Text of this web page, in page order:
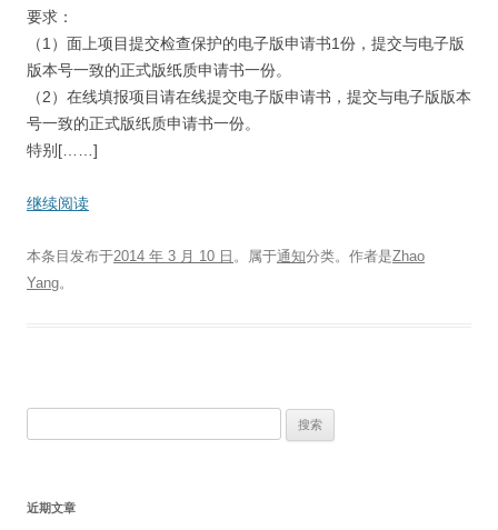
要求：
（1）面上项目提交检查保护的电子版申请书1份，提交与电子版
版本号一致的正式版纸质申请书一份。
（2）在线填报项目请在线提交电子版申请书，提交与电子版版本
号一致的正式版纸质申请书一份。
特别[……]
继续阅读
本条目发布于2014 年 3 月 10 日 。属于通知分类。 作者是Zhao
Yang。
近期文章